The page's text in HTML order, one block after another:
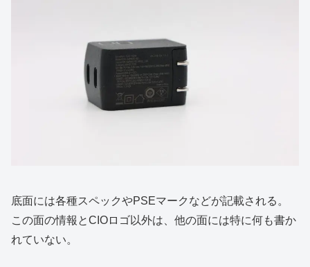
底面には各種スペックやPSEマークなどが記載される。
この面の情報とCIOロゴ以外は、他の面には特に何も書か
れていない。